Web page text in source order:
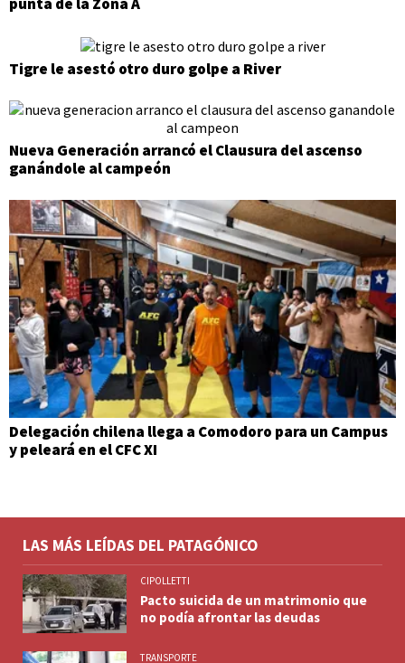
Tigre le asestó otro duro golpe a River
Nueva Generación arrancó el Clausura del ascenso
ganándole al campeón
Delegación chilena llega a Comodoro para un Campus
y peleará en el CFC XI
LAS MÁS LEÍDAS DEL PATAGÓNICO
CIPOLLETTI
Pacto suicida de un matrimonio que
no podía afrontar las deudas
TRANSPORTE